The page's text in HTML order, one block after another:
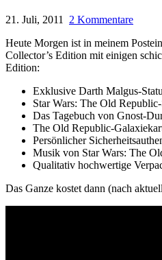
21. Juli, 2011
2 Kommentare
Heute Morgen ist in meinem
Collector’s Edition mit einigen
Edition:
Exklusive Darth Malgus-
Star Wars: The Old
Das Tagebuch von Gnost-
The Old Republic-
Persönlicher
Musik von Star Wars: The
Qualitativ hochwertige
Das Ganze kostet dann (nach